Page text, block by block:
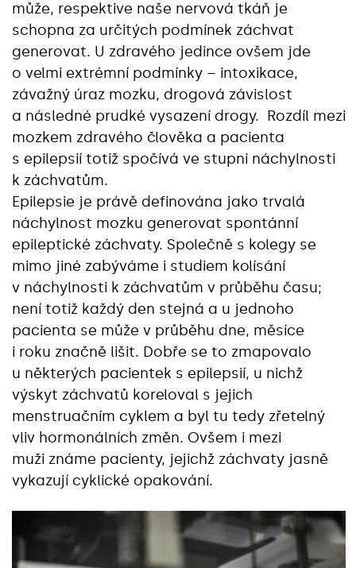
může, respektive naše nervová tkáň je
schopna za určitých podmínek záchvat
generovat. U zdravého jedince ovšem jde
o velmi extrémní podmínky – intoxikace,
závažný úraz mozku, drogová závislost
a následné prudké vysazení drogy. Rozdíl mezi
mozkem zdravého člověka a pacienta
s epilepsií totiž spočívá ve stupni náchylnosti
k záchvatům.
Epilepsie je právě definována jako trvalá
náchylnost mozku generovat spontánní
epileptické záchvaty. Společně s kolegy se
mimo jiné zabýváme i studiem kolísání
v náchylnosti k záchvatům v průběhu času;
není totiž každý den stejná a u jednoho
pacienta se může v průběhu dne, měsíce
i roku značně lišit. Dobře se to zmapovalo
u některých pacientek s epilepsií, u nichž
výskyt záchvatů koreloval s jejich
menstruačním cyklem a byl tu tedy zřetelný
vliv hormonálních změn. Ovšem i mezi
muži známe pacienty, jejichž záchvaty jasně
vykazují cyklické opakování.